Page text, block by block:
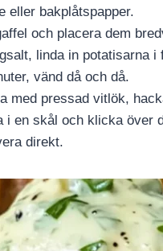
eller bakplåtspapper.
och placera dem
linda in potatisarna i
vänd då och då.
med pressad vitlök,
i en skål och klicka över
direkt.